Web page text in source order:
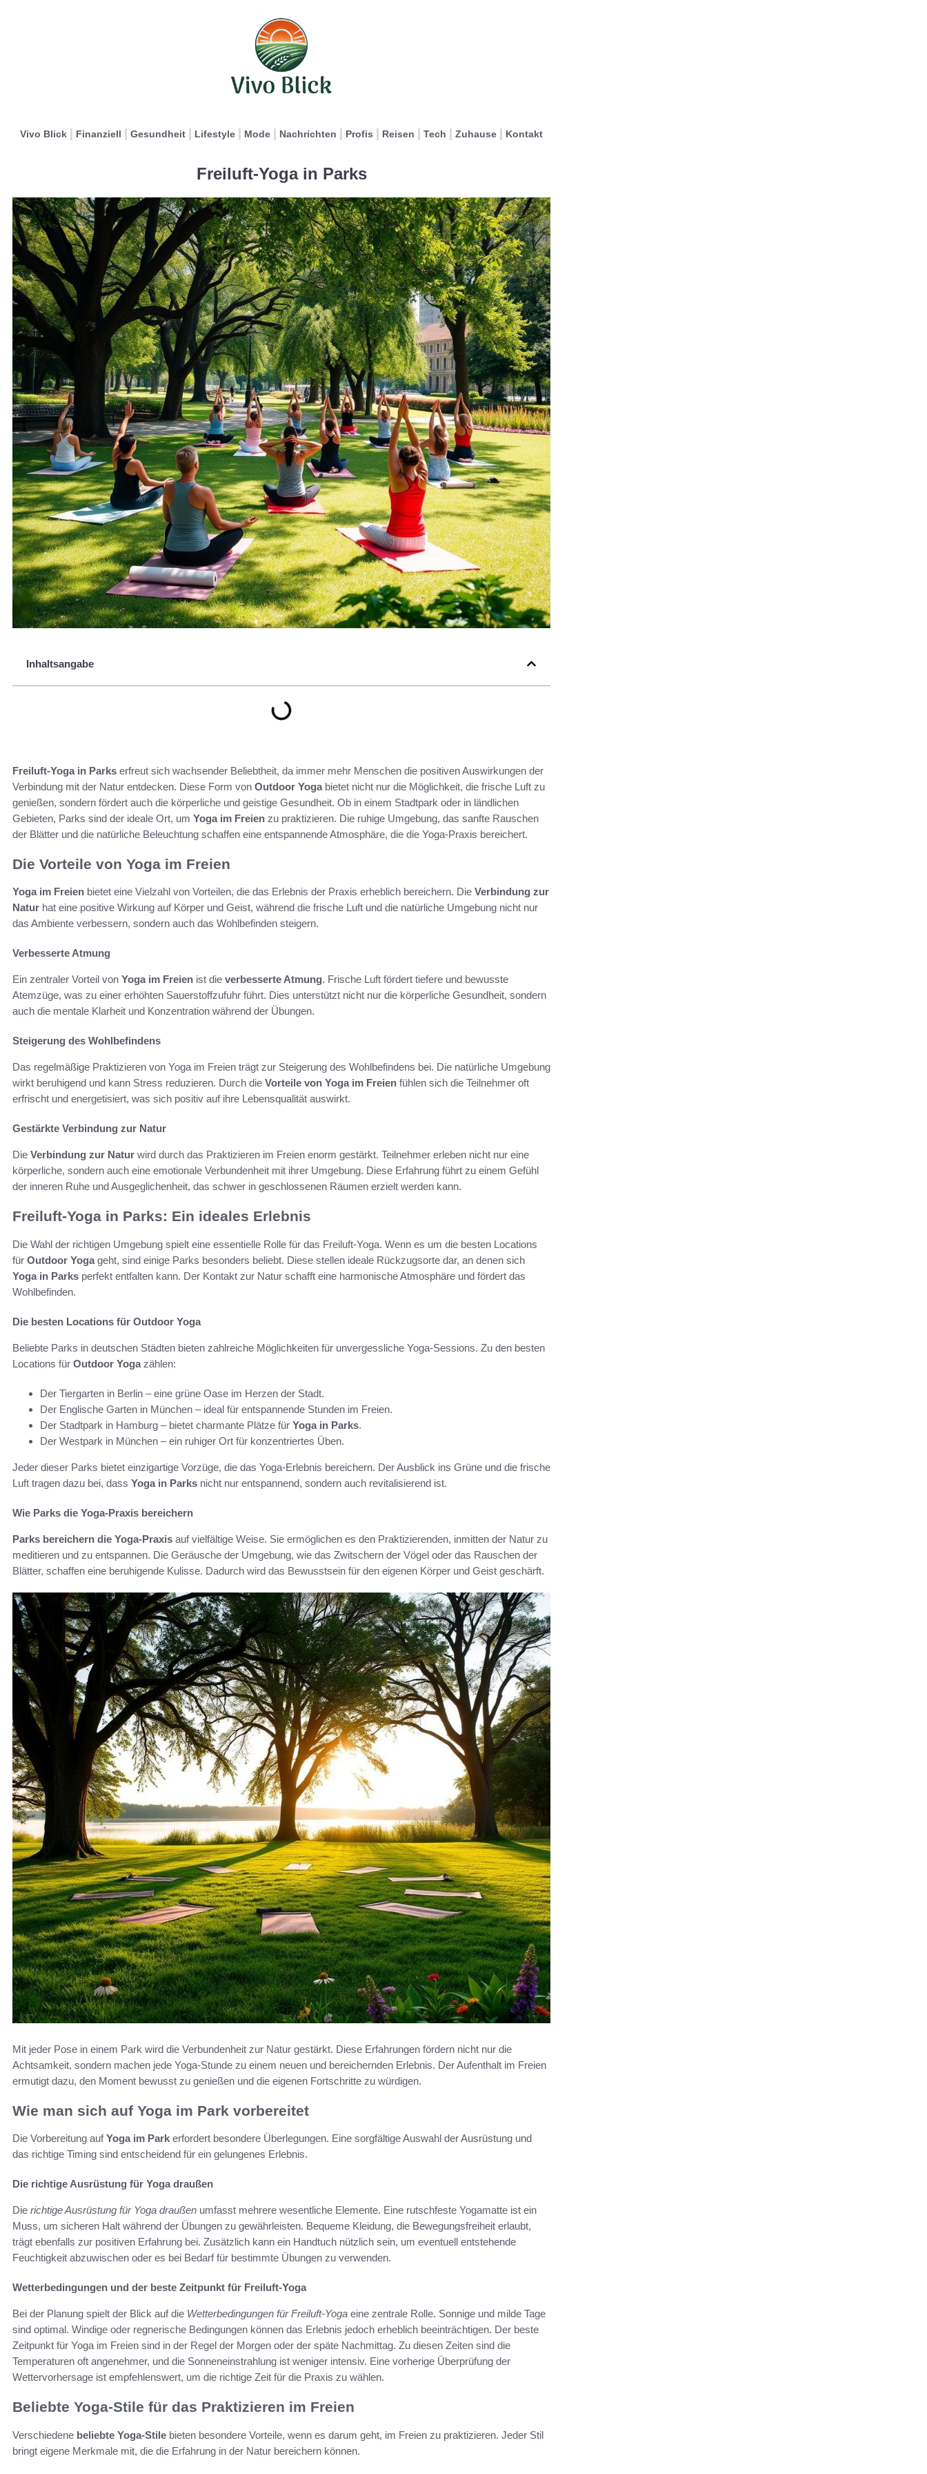
Vivo Blick Finanziell Gesundheit Lifestyle Mode Nachrichten Profis Reisen Tech Zuhause Kontakt
Freiluft-Yoga in Parks
Inhaltsangabe
Freiluft-Yoga in Parks erfreut sich wachsender Beliebtheit, da immer mehr Menschen die positiven Auswirkungen der
Verbindung mit der Natur entdecken. Diese Form von Outdoor Yogabietet nicht nur die Möglichkeit, die frische Luft zu
genießen, sondern fördert auch die körperliche und geistige Gesundheit. Ob in einem Stadtpark oder in ländlichen
Gebieten, Parks sind der ideale Ort, um Yoga im Freien zu praktizieren. Die ruhige Umgebung, das sanfte Rauschen
der Blätter und die natürliche Beleuchtung schaffen eine entspannende Atmosphäre, die die Yoga-Praxis bereichert.
Die Vorteile von Yoga im Freien
Yoga im Freien bietet eine Vielzahl von Vorteilen, die das Erlebnis der Praxis erheblich bereichern. Die Verbindung zur
Natur hat eine positive Wirkung auf Körper und Geist, während die frische Luft und die natürliche Umgebung nicht nur
das Ambiente verbessern, sondern auch das Wohlbefinden steigern.
Verbesserte Atmung
Ein zentraler Vorteil von Yoga im Freien ist die verbesserte Atmung. Frische Luft fördert tiefere und bewusste
Atemzüge, was zu einer erhöhten Sauerstoffzufuhr führt. Dies unterstützt nicht nur die körperliche Gesundheit, sondern
auch die mentale Klarheit und Konzentration während der Übungen.
Steigerung des Wohlbefindens
Das regelmäßige Praktizieren von Yoga im Freien trägt zur Steigerung des Wohlbefindens bei. Die natürliche Umgebung
wirkt beruhigend und kann Stress reduzieren. Durch die Vorteile von Yoga im Freien fühlen sich die Teilnehmer oft
erfrischt und energetisiert, was sich positiv auf ihre Lebensqualität auswirkt.
Gestärkte Verbindung zur Natur
Die Verbindung zur Natur wird durch das Praktizieren im Freien enorm gestärkt. Teilnehmer erleben nicht nur eine
körperliche, sondern auch eine emotionale Verbundenheit mit ihrer Umgebung. Diese Erfahrung führt zu einem Gefühl
der inneren Ruhe und Ausgeglichenheit, das schwer in geschlossenen Räumen erzielt werden kann.
Freiluft-Yoga in Parks: Ein ideales Erlebnis
Die Wahl der richtigen Umgebung spielt eine essentielle Rolle für das Freiluft-Yoga. Wenn es um die besten Locations
für Outdoor Yogageht, sind einige Parks besonders beliebt. Diese stellen ideale Rückzugsorte dar, an denen sich
Yoga in Parks perfekt entfalten kann. Der Kontakt zur Natur schafft eine harmonische Atmosphäre und fördert das
Wohlbefinden.
Die besten Locations für Outdoor Yoga
Beliebte Parks in deutschen Städten bieten zahlreiche Möglichkeiten für unvergessliche Yoga-Sessions. Zu den besten
Locations für Outdoor Yogazählen:
Der Tiergarten in Berlin – eine grüne Oase im Herzen der Stadt.
Der Englische Garten in München – ideal für entspannende Stunden im Freien.
Der Stadtpark in Hamburg – bietet charmante Plätze für Yoga in Parks.
Der Westpark in München – ein ruhiger Ort für konzentriertes Üben.
Jeder dieser Parks bietet einzigartige Vorzüge, die das Yoga-Erlebnis bereichern. Der Ausblick ins Grüne und die frische
Luft tragen dazu bei, dass Yoga in Parks nicht nur entspannend, sondern auch revitalisierend ist.
Wie Parks die Yoga-Praxis bereichern
Parks bereichern die Yoga-Praxis auf vielfältige Weise. Sie ermöglichen es den Praktizierenden, inmitten der Natur zu
meditieren und zu entspannen. Die Geräusche der Umgebung, wie das Zwitschern der Vögel oder das Rauschen der
Blätter, schaffen eine beruhigende Kulisse. Dadurch wird das Bewusstsein für den eigenen Körper und Geist geschärft.
Mit jeder Pose in einem Park wird die Verbundenheit zur Natur gestärkt. Diese Erfahrungen fördern nicht nur die
Achtsamkeit, sondern machen jede Yoga-Stunde zu einem neuen und bereichernden Erlebnis. Der Aufenthalt im Freien
ermutigt dazu, den Moment bewusst zu genießen und die eigenen Fortschritte zu würdigen.
Wie man sich auf Yoga im Park vorbereitet
Die Vorbereitung aufYoga im Park erfordert besondere Überlegungen. Eine sorgfältige Auswahl der Ausrüstung und
das richtige Timing sind entscheidend für ein gelungenes Erlebnis.
Die richtige Ausrüstung für Yoga draußen
Die richtige Ausrüstung für Yoga draußen umfasst mehrere wesentliche Elemente. Eine rutschfeste Yogamatte ist ein
Muss, um sicheren Halt während der Übungen zu gewährleisten. Bequeme Kleidung, die Bewegungsfreiheit erlaubt,
trägt ebenfalls zur positiven Erfahrung bei. Zusätzlich kann ein Handtuch nützlich sein, um eventuell entstehende
Feuchtigkeit abzuwischen oder es bei Bedarf für bestimmte Übungen zu verwenden.
Wetterbedingungen und der beste Zeitpunkt für Freiluft-Yoga
Bei der Planung spielt der Blick auf die Wetterbedingungen für Freiluft-Yoga eine zentrale Rolle. Sonnige und milde Tage
sind optimal. Windige oder regnerische Bedingungen können das Erlebnis jedoch erheblich beeinträchtigen. Der beste
Zeitpunkt für Yoga im Freien sind in der Regel der Morgen oder der späte Nachmittag. Zu diesen Zeiten sind die
Temperaturen oft angenehmer, und die Sonneneinstrahlung ist weniger intensiv. Eine vorherige Überprüfung der
Wettervorhersage ist empfehlenswert, um die richtige Zeit für die Praxis zu wählen.
Beliebte Yoga-Stile für das Praktizieren im Freien
Verschiedene beliebte Yoga-Stile bieten besondere Vorteile, wenn es darum geht, im Freien zu praktizieren. Jeder Stil
bringt eigene Merkmale mit, die die Erfahrung in der Natur bereichern können.